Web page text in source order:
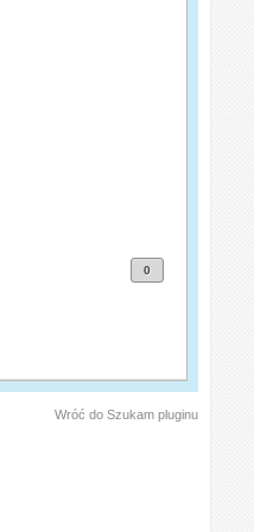
0
Wróć do Szukam pluginu